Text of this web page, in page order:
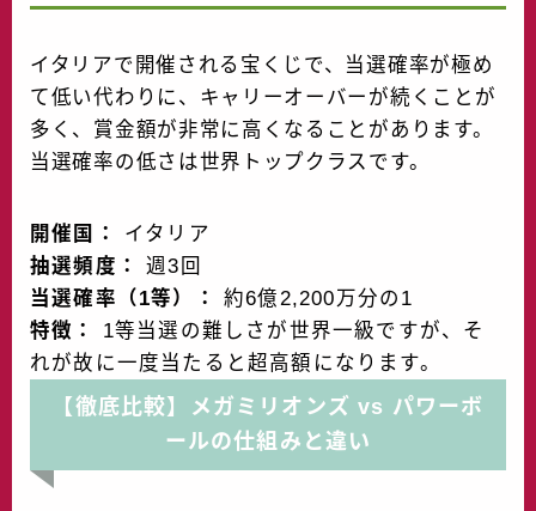
イタリアで開催される宝くじで、当選確率が極め
て低い代わりに、キャリーオーバーが続くことが
多く、賞金額が非常に高くなることがあります。
当選確率の低さは世界トップクラスです。
開催国：
イタリア
抽選頻度：
週3回
当選確率（1等）：
約6億2,200万分の1
特徴：
1等当選の難しさが世界一級ですが、そ
れが故に一度当たると超高額になります。
【徹底比較】メガミリオンズ vs パワーボ
ールの仕組みと違い